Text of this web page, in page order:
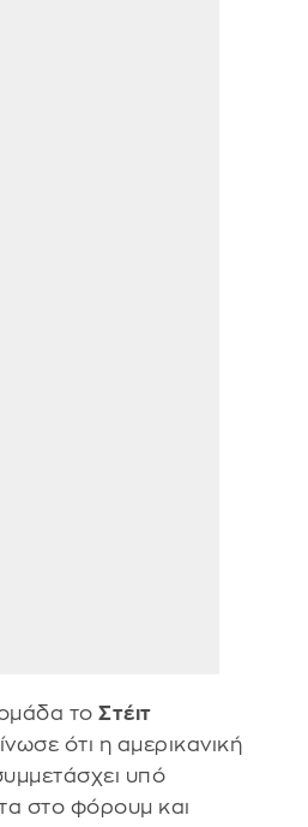
το Στέιτ
ότι η αμερικανική
υπό
στο φόρουμ και